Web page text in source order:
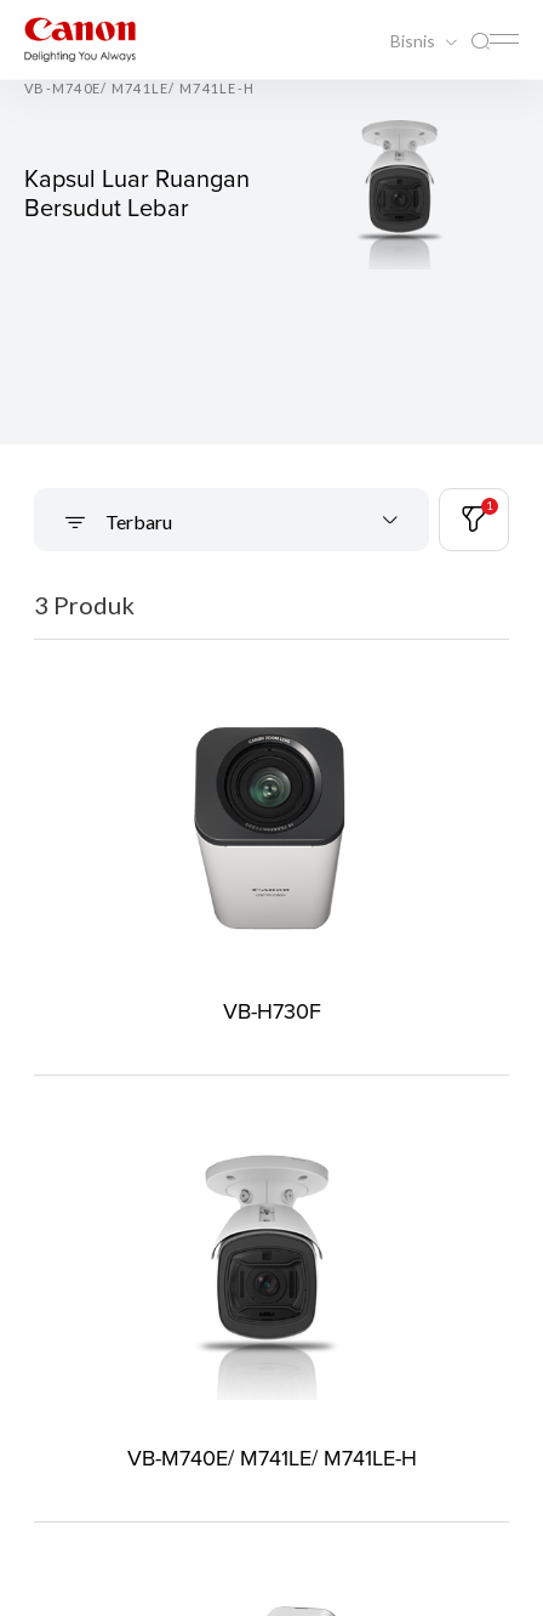
Bisnis
VB-M740E/ M741LE/ M741LE-H
Kapsul Luar Ruangan
Bersudut Lebar
Terbaru
1
3 Produk
VB-H730F
VB-M740E/ M741LE/ M741LE-H